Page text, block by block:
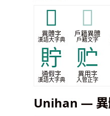
𡀐
異體字
漢語大字典
𡀐
戶籍異體
戶籍文字
貯
通假字
漢語大字典
贮
異用字
入管正字
Unihan — 異